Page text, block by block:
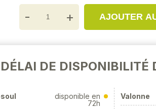
- + AJOUTER
DÉLAI DE DISPONIBILITÉ
disponible en
72h
Valonne